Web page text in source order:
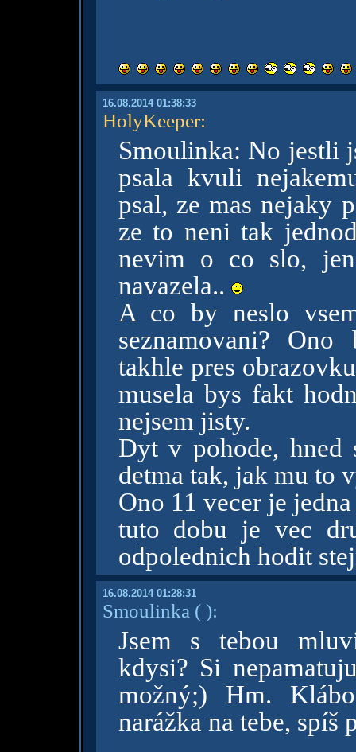
16.08.2014 01:38:33
HolyKeeper:
Smoulinka: No jestli
psala kvuli
psal, ze mas nejaky
ze to neni tak
nevim o co slo,
navazela..
A co by neslo
seznamovani?
takhle pres
musela bys fakt
nejsem jisty.
Dyt v pohode, hned
detma tak, jak mu to
Ono 11 vecer je
tuto dobu je vec
odpolednich hodit
16.08.2014 01:28:31
Smoulinka ( ):
Jsem s tebou
kdysi? Si
možný;) Hm.
narážka na tebe, spíš